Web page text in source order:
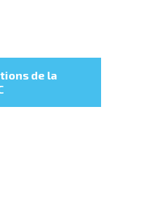
de la